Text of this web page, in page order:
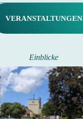
VERANSTALTUNGEN
Einblicke